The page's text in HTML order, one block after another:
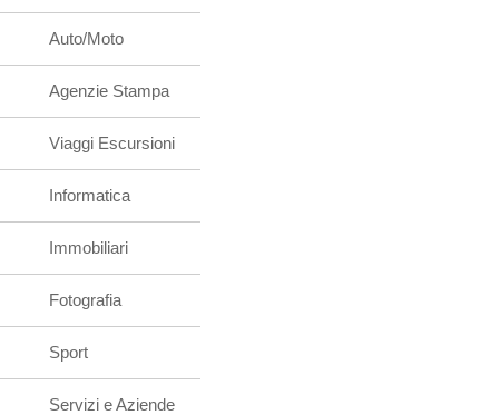
Auto/Moto
Agenzie Stampa
Viaggi Escursioni
Informatica
Immobiliari
Fotografia
Sport
Servizi e Aziende